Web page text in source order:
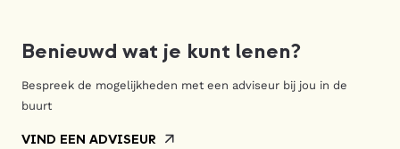
Benieuwd wat je kunt lenen?
Bespreek de mogelijkheden met een adviseur bij jou in de
buurt
VIND EEN ADVISEUR